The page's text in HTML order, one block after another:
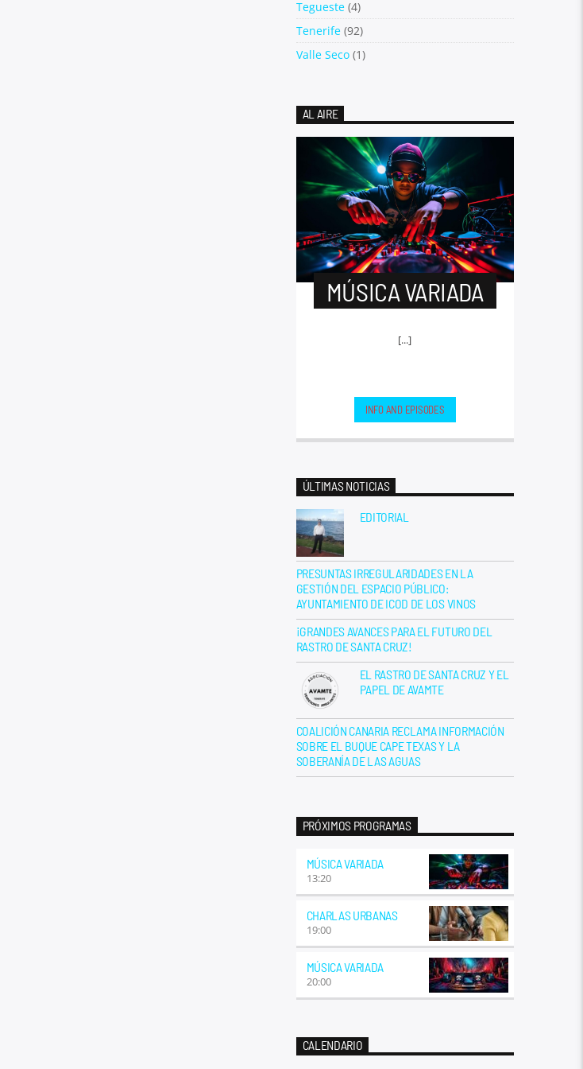
Tegueste(4)
Tenerife(92)
Valle Seco(1)
AL AIRE
MÚSICA VARIADA
[...]
INFO AND EPISODES
ÚLTIMAS NOTICIAS
EDITORIAL
PRESUNTAS IRREGULARIDADES EN LA
GESTIÓN DEL ESPACIO PÚBLICO:
AYUNTAMIENTO DE ICOD DE LOS VINOS
¡GRANDES AVANCES PARA EL FUTURO DEL
RASTRO DE SANTA CRUZ!
EL RASTRO DE SANTA CRUZ Y EL
PAPEL DE AVAMTE
COALICIÓN CANARIA RECLAMA INFORMACIÓN
SOBRE EL BUQUE CAPE TEXAS Y LA
SOBERANÍA DE LAS AGUAS
PRÓXIMOS PROGRAMAS
MÚSICA VARIADA
13:20
CHARLAS URBANAS
19:00
MÚSICA VARIADA
20:00
CALENDARIO